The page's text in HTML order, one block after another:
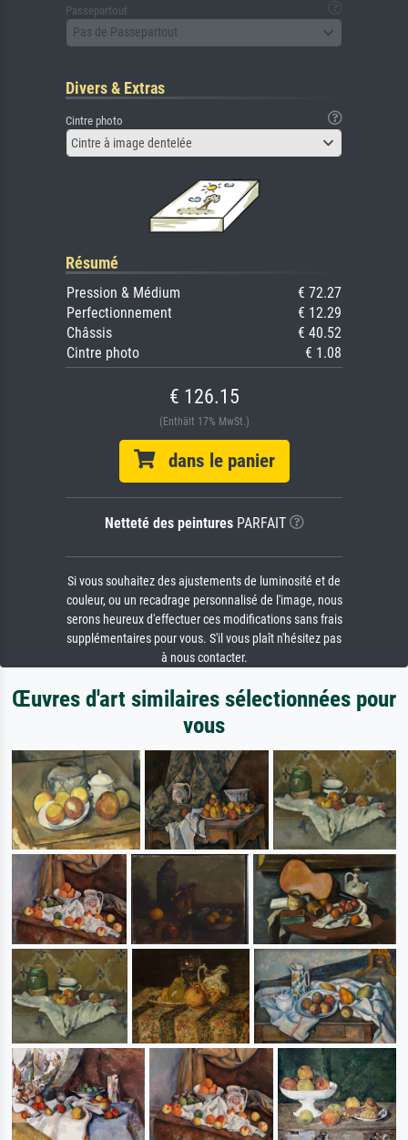
Passepartout
Pas de Passepartout
Divers & Extras
Cintre photo
Cintre à image dentelée
Résumé
Pression & Médium
€ 72.27
Perfectionnement
€ 12.29
Châssis
€ 40.52
Cintre photo
€ 1.08
€ 126.15
(Enthält 17% MwSt.)
dans le panier
Netteté des peinturesPARFAIT
Si vous souhaitez des ajustements de luminosité et de
couleur, ou un recadrage personnalisé de l'image, nous
serons heureux d'effectuer ces modifications sans frais
supplémentaires pour vous. S'il vous plaît n'hésitez pas
à nous contacter.
Œuvres d'art similaires sélectionnées pour
vous